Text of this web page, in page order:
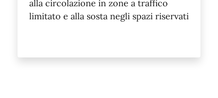
alla circolazione in zone a traffico
limitato e alla sosta negli spazi riservati